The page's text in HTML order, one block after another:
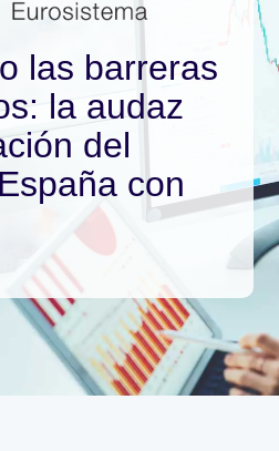
las barreras
la audaz
del
con